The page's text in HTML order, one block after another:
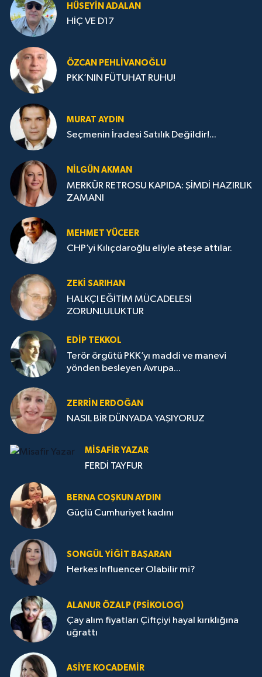
HÜSEYIN ADALAN
HİÇ VE D17
ÖZCAN PEHLIVANOĞLU
PKK’NIN FÜTUHAT RUHU!
MURAT AYDIN
Seçmenin İradesi Satılık Değildir!...
NILGÜN AKMAN
MERKÜR RETROSU KAPIDA: ŞİMDİ HAZIRLIK
ZAMANI
MEHMET YÜCEER
CHP’yi Kılıçdaroğlu eliyle ateşe attılar.
ZEKI SARIHAN
HALKÇI EĞİTİM MÜCADELESİ
ZORUNLULUKTUR
EDIP TEKKOL
Terör örgütü PKK’yı maddi ve manevi
yönden besleyen Avrupa...
ZERRIN ERDOĞAN
NASIL BİR DÜNYADA YAŞIYORUZ
MISAFIR YAZAR
FERDİ TAYFUR
BERNA COŞKUN AYDIN
Güçlü Cumhuriyet kadını
SONGÜL YIĞIT BAŞARAN
Herkes Influencer Olabilir mi?
ALANUR ÖZALP (PSIKOLOG)
Çay alım fiyatları Çiftçiyi hayal kırıklığına
uğrattı
ASIYE KOCADEMİR